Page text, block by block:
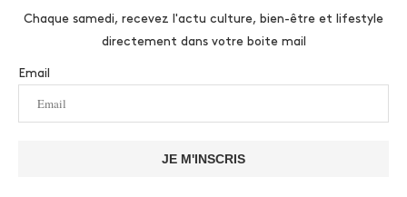
Chaque samedi, recevez l'actu culture, bien-être et lifestyle
directement dans votre boite mail
Email
JE M'INSCRIS